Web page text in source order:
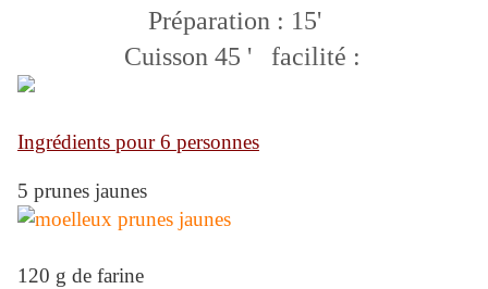
Préparation : 15'
Cuisson 45 '
facilité :
Ingrédients pour 6 personnes
5 prunes jaunes
120 g de farine